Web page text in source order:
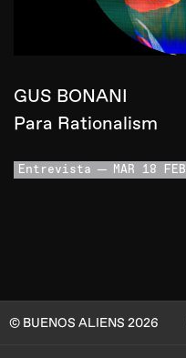
GUS BONANI
Para Rationalism
Entrevista MAR 18
© BUENOS ALIENS 2026